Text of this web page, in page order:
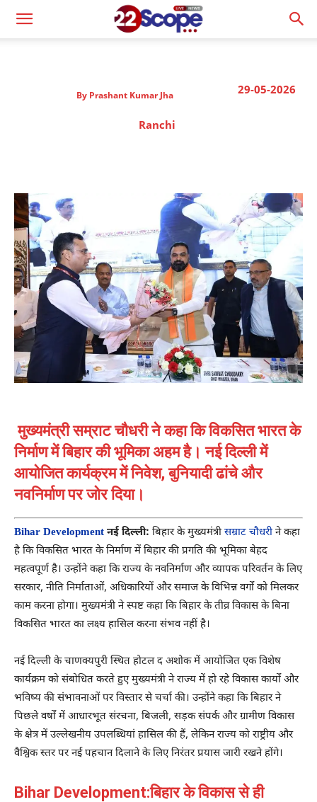
29-05-2026
By Prashant Kumar Jha
Ranchi
मुख्यमंत्री सम्राट चौधरी ने कहा कि विकसित भारत के
निर्माण में बिहार की भूमिका अहम है। नई दिल्ली में
आयोजित कार्यक्रम में निवेश, बुनियादी ढांचे और
नवनिर्माण पर जोर दिया।
Bihar Development नई दिल्ली: बिहार के मुख्यमंत्री सम्राट चौधरीने कहा
है कि विकसित भारत के निर्माण में बिहार की प्रगति की भूमिका बेहद
महत्वपूर्ण है। उन्होंने कहा कि राज्य के नवनिर्माण और व्यापक परिवर्तन के लिए
सरकार, नीति निर्माताओं, अधिकारियों और समाज के विभिन्न वर्गों को मिलकर
काम करना होगा। मुख्यमंत्री ने स्पष्ट कहा कि बिहार के तीव्र विकास के बिना
विकसित भारत का लक्ष्य हासिल करना संभव नहीं है।
नई दिल्ली के चाणक्यपुरी स्थित होटल द अशोक में आयोजित एक विशेष
कार्यक्रम को संबोधित करते हुए मुख्यमंत्री ने राज्य में हो रहे विकास कार्यों और
भविष्य की संभावनाओं पर विस्तार से चर्चा की। उन्होंने कहा कि बिहार ने
पिछले वर्षों में आधारभूत संरचना, बिजली, सड़क संपर्क और ग्रामीण विकास
के क्षेत्र में उल्लेखनीय उपलब्धियां हासिल की हैं, लेकिन राज्य को राष्ट्रीय और
वैश्विक स्तर पर नई पहचान दिलाने के लिए निरंतर प्रयास जारी रखने होंगे।
Bihar Development:बिहार के विकास से ही